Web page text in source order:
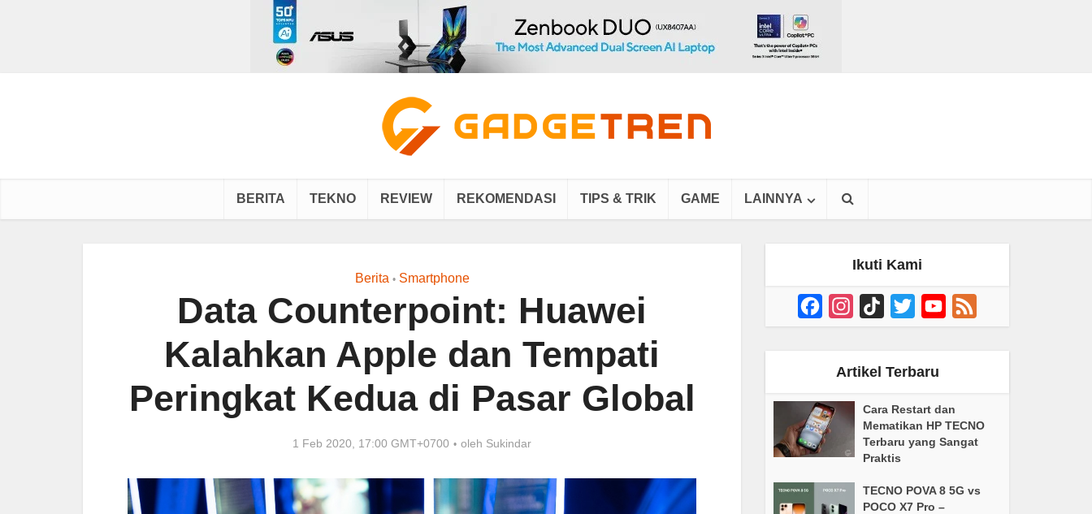
BERITA TEKNO REVIEW REKOMENDASI TIPS & TRIK GAME LAINNYA
Berita • Smartphone
Data Counterpoint: Huawei
Kalahkan Apple dan Tempati
Peringkat Kedua di Pasar Global
1 Feb 2020, 17:00 GMT+0700 oleh Sukindar
Ikuti Kami
FacebookInstagram
TikTok Twitter YouTube
Channel
Artikel Terbaru
Cara Restart dan
Mematikan HP TECNO
Terbaru yang Sangat
Praktis
TECNO POVA 8 5G vs
POCO X7 Pro –